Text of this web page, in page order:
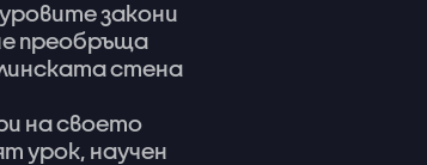
закони
преобръща
стена
насвоето
урок, научен